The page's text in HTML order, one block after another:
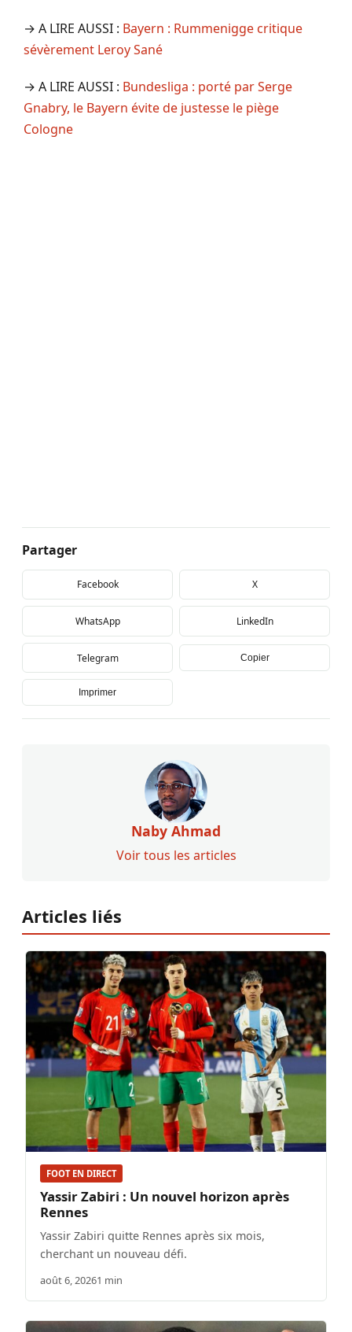
→ A LIRE AUSSI : Bayern : Rummenigge critique
sévèrement Leroy Sané
→ A LIRE AUSSI : Bundesliga : porté par Serge
Gnabry, le Bayern évite de justesse le piège
Cologne
Partager
Facebook X
WhatsApp LinkedIn
Telegram Copier
Imprimer
Naby Ahmad
Voir tous les articles
Articles liés
FOOT EN DIRECT
Yassir Zabiri : Un nouvel horizon après
Rennes
Yassir Zabiri quitte Rennes après six mois,
cherchant un nouveau défi.
août 6, 20261 min